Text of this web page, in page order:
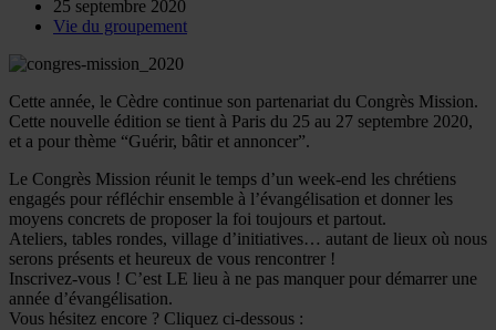
25 septembre 2020
Vie du groupement
Cette année, le Cèdre continue son partenariat du Congrès Mission.
Cette nouvelle édition se tient à Paris du 25 au 27 septembre 2020,
et a pour thème “Guérir, bâtir et annoncer”.
Le Congrès Mission réunit le temps d’un week-end les chrétiens
engagés pour réfléchir ensemble à l’évangélisation et donner les
moyens concrets de proposer la foi toujours et partout.
Ateliers, tables rondes, village d’initiatives… autant de lieux où nous
serons présents et heureux de vous rencontrer !
Inscrivez-vous ! C’est LE lieu à ne pas manquer pour ​démarrer une
année d’évangélisation.
Vous hésitez encore ? Cliquez ci-dessous :